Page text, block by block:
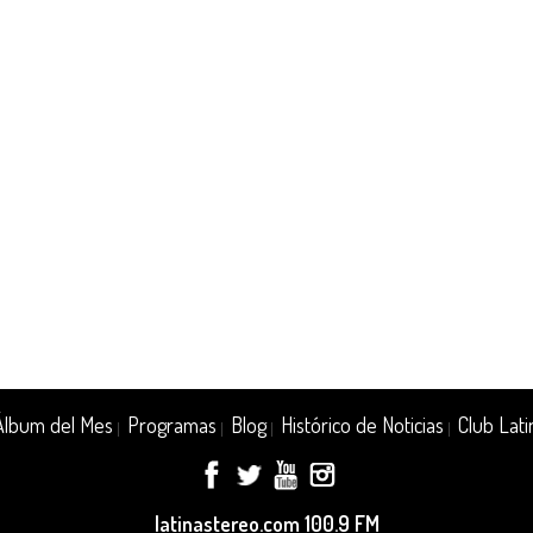
del Mes Programas Blog| Histórico de Noticias Club
latinastereo.com 100.9 FM